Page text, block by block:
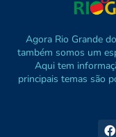
Agora Rio Grande
também somos um
Aqui tem
principais temas são